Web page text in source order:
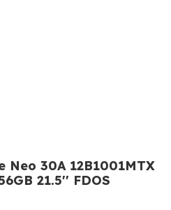
Neo 30A 12B1001MTX
21.5'' FDOS